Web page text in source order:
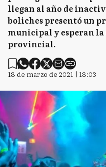
llegan al año de
boliches presentó un
municipal y esperan
provincial.
18 de marzo de 2021 | 18:03